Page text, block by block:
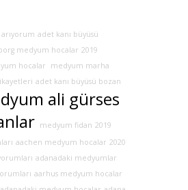
adet kanı büyüsü
medyum hocalar 2019
hocalar
medyum marha
adet kanı büyüsü bozan
ali gürses
medyum fidan 2019
aachen medyum hocalar 2020
adanadaki medyumlar
aarhus medyum hocalar